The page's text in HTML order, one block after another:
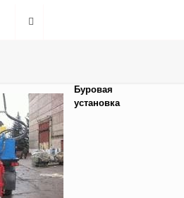
Буровая
установка